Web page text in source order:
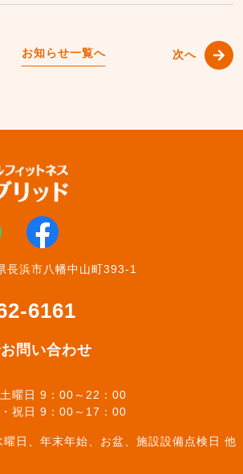
次へ
お知らせ一覧へ
長浜市八幡中山町393-1
6161
問い合わせ
曜日 9：00～22：00
祝日 9：00～17：00
曜日、年末年始、お盆、施設設備点検日 他